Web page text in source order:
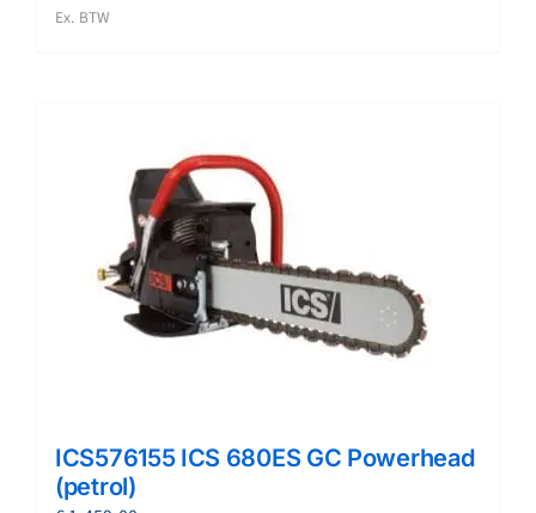
Ex. BTW
ICS576155 ICS 680ES GC Powerhead
(petrol)